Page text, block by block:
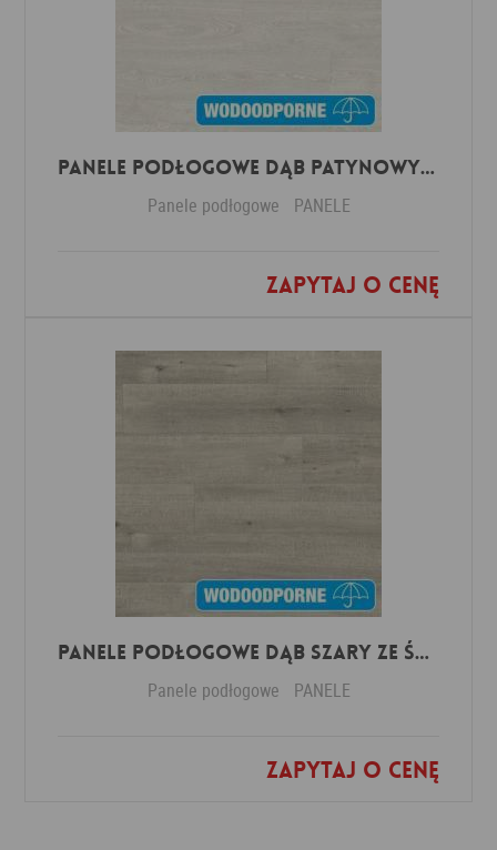
Panele Podłogowe Dąb Patynowy Klasyczny Jasny IMU3559 AC5 12 mm
Panele podłogowe PANELE
Zapytaj o cenę
Dodaj do ulubionych
Panele Podłogowe Dąb Szary ze śladami cięcia piłą IMU1858 AC5 12 mm
Panele podłogowe PANELE
Zapytaj o cenę
Dodaj do ulubionych